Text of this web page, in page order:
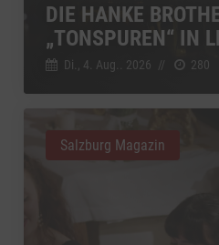
DIE HANKE
„TONSPUREN“ IN
Di., 4. Aug.. 2026 // 280
Salzburg Magazin